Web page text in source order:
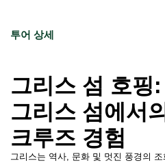
투어 상세
그리스 섬 호핑:
그리스 섬에서
크루즈 경험
그리스는 역사, 문화 및 멋진 풍경의